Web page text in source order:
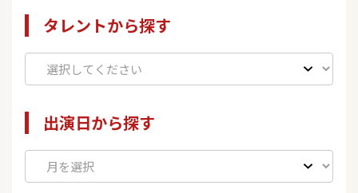
タレントから探す
出演日から探す